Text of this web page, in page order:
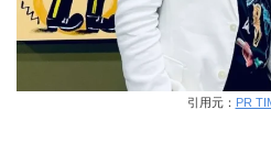
引用元： PR